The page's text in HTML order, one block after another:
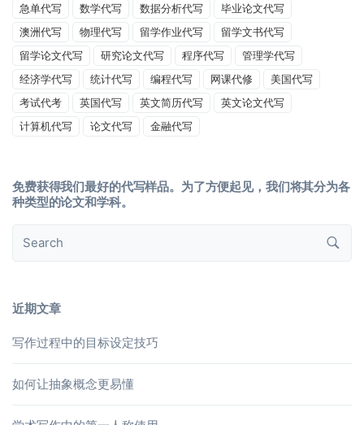
急单代写
数学代写 数据分析代写
毕业论文代写
澳洲代写
物理代写 留学作业代写
留学文书代写
留学论文代写
研究论文代写 程序代写
管理学代写
经济学代写
统计代写 编程代写 网课代修
美国代写
考试代考
英国代写 英文简历代写
英文论文代写
计算机代写
论文代写 金融代写
免费获得我们最好的代写样品。为了方便起见，我们将其分为各
种类型的论文和学科。
近期文章
写作过程中的目标设定技巧
如何让抽象概念更易懂